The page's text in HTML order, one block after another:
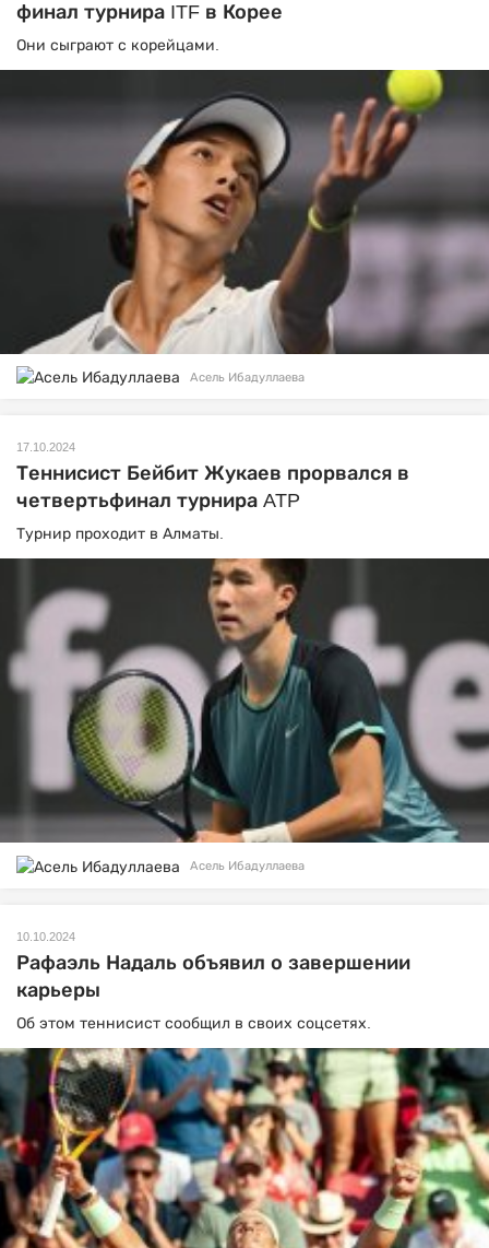
финал турнира ITF в Корее
Они сыграют с корейцами.
Асель Ибадуллаева
17.10.2024
Теннисист Бейбит Жукаев прорвался в
четвертьфинал турнира ATP
Турнир проходит в Алматы.
Асель Ибадуллаева
10.10.2024
Рафаэль Надаль объявил о завершении
карьеры
Об этом теннисист сообщил в своих соцсетях.